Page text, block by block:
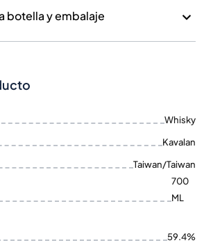
botella y embalaje
Whisky
Kavalan
Taiwan/Taiwan
700
ML
59.4%